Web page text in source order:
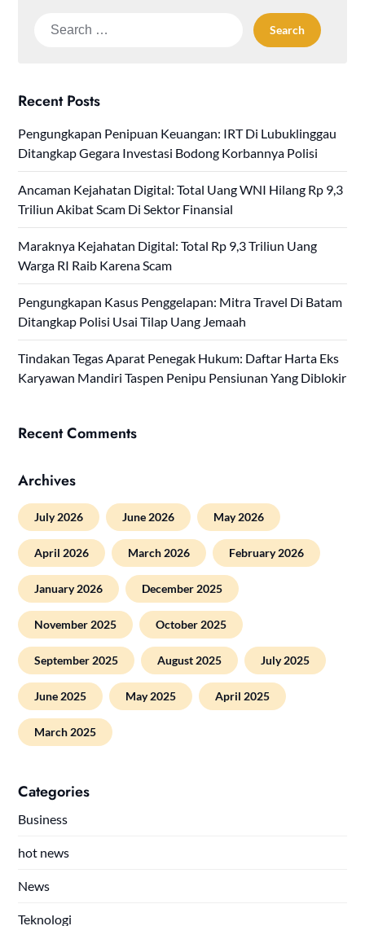
Search
Recent Posts
Pengungkapan Penipuan Keuangan: IRT Di Lubuklinggau
Ditangkap Gegara Investasi Bodong Korbannya Polisi
Ancaman Kejahatan Digital: Total Uang WNI Hilang Rp 9,3
Triliun Akibat Scam Di Sektor Finansial
Maraknya Kejahatan Digital: Total Rp 9,3 Triliun Uang
Warga RI Raib Karena Scam
Pengungkapan Kasus Penggelapan: Mitra Travel Di Batam
Ditangkap Polisi Usai Tilap Uang Jemaah
Tindakan Tegas Aparat Penegak Hukum: Daftar Harta Eks
Karyawan Mandiri Taspen Penipu Pensiunan Yang Diblokir
Recent Comments
Archives
July 2026 June 2026 May 2026
April 2026 March 2026 February 2026
January 2026 December 2025
November 2025 October 2025
September 2025 August 2025 July 2025
June 2025 May 2025 April 2025
March 2025
Categories
Business
hot news
News
Teknologi